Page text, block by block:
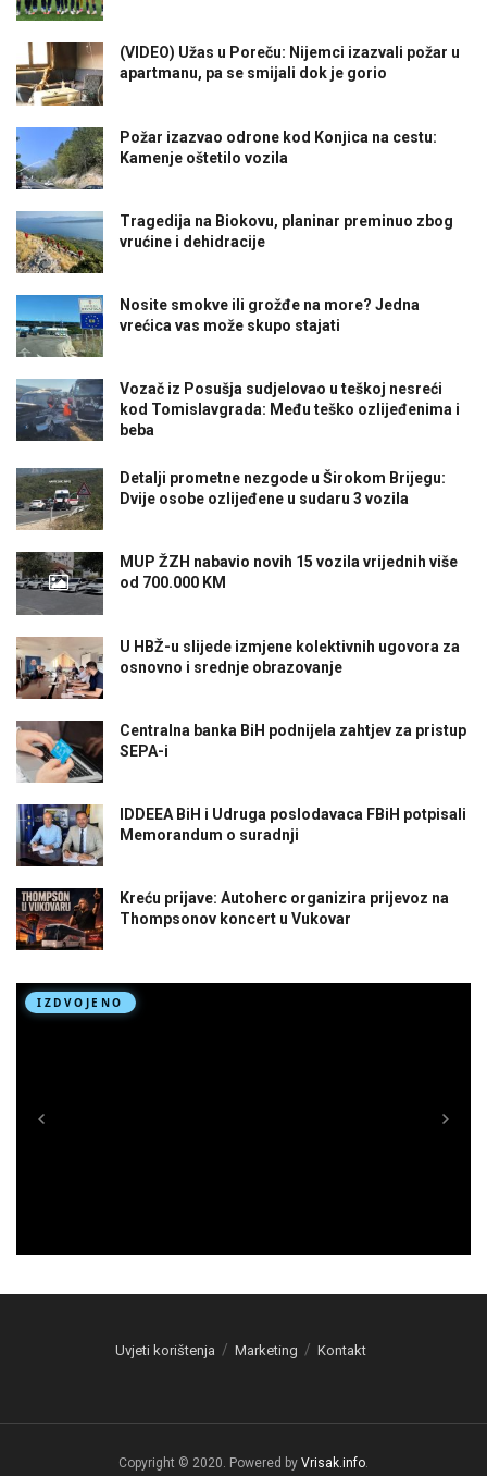
(VIDEO) Užas u Poreču: Nijemci izazvali požar u
apartmanu, pa se smijali dok je gorio
Požar izazvao odrone kod Konjica na cestu:
Kamenje oštetilo vozila
Tragedija na Biokovu, planinar preminuo zbog
vrućine i dehidracije
Nosite smokve ili grožđe na more? Jedna
vrećica vas može skupo stajati
Vozač iz Posušja sudjelovao u teškoj nesreći
kod Tomislavgrada: Među teško ozlijeđenima i
beba
Detalji prometne nezgode u Širokom Brijegu:
Dvije osobe ozlijeđene u sudaru 3 vozila
MUP ŽZH nabavio novih 15 vozila vrijednih više
od 700.000 KM
U HBŽ-u slijede izmjene kolektivnih ugovora za
osnovno i srednje obrazovanje
Centralna banka BiH podnijela zahtjev za pristup
SEPA-i
IDDEEA BiH i Udruga poslodavaca FBiH potpisali
Memorandum o suradnji
Kreću prijave: Autoherc organizira prijevoz na
Thompsonov koncert u Vukovar
Uvjeti korištenja Marketing Kontakt
Copyright © 2020. Powered by Vrisak.info.